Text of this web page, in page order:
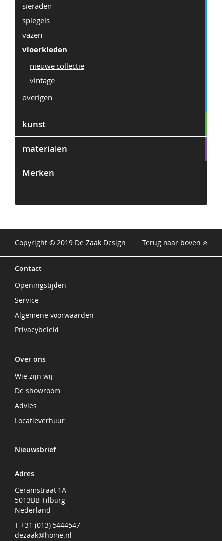
sieraden
spiegels
vazen
vloerkleden
nieuwe collectie
vintage
overigen
kunst
materialen
Merken
Copyright © 2019 De Zaak Design Terug naar boven
Contact
Openingstijden
Service
Algemene voorwaarden
Privacybeleid
Over ons
Wie zijn wij
De showroom
Advies
Locatieverhuur
Nieuwsbrief
Adres
Ceramstraat 1A
5013BB Tilburg
Nederland
T +31 (013) 5444547
dezaak@home.nl